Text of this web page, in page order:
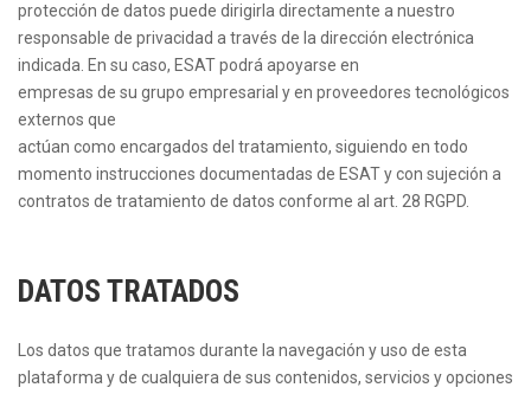
protección de datos puede dirigirla directamente a nuestro
responsable de privacidad a través de la dirección electrónica
indicada. En su caso, ESAT podrá apoyarse en
empresas de su grupo empresarial y en proveedores tecnológicos
externos que
actúan como encargados del tratamiento, siguiendo en todo
momento instrucciones documentadas de ESAT y con sujeción a
contratos de tratamiento de datos conforme al art. 28 RGPD.
DATOS TRATADOS
Los datos que tratamos durante la navegación y uso de esta
plataforma y de cualquiera de sus contenidos, servicios y opciones